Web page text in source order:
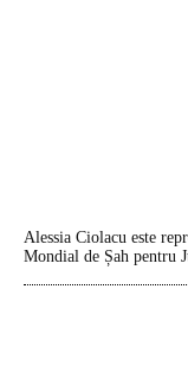
Alessia Ciolacu este
Mondial de Șah pentru